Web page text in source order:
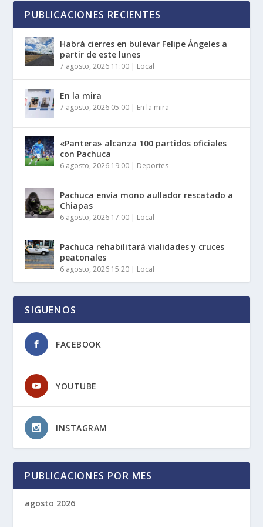
PUBLICACIONES RECIENTES
Habrá cierres en bulevar Felipe Ángeles a
partir de este lunes
7 agosto, 2026 11:00 | Local
En la mira
7 agosto, 2026 05:00 | En la mira
«Pantera» alcanza 100 partidos oficiales
con Pachuca
6 agosto, 2026 19:00 | Deportes
Pachuca envía mono aullador rescatado a
Chiapas
6 agosto, 2026 17:00 | Local
Pachuca rehabilitará vialidades y cruces
peatonales
6 agosto, 2026 15:20 | Local
SIGUENOS
FACEBOOK
YOUTUBE
INSTAGRAM
PUBLICACIONES POR MES
agosto 2026